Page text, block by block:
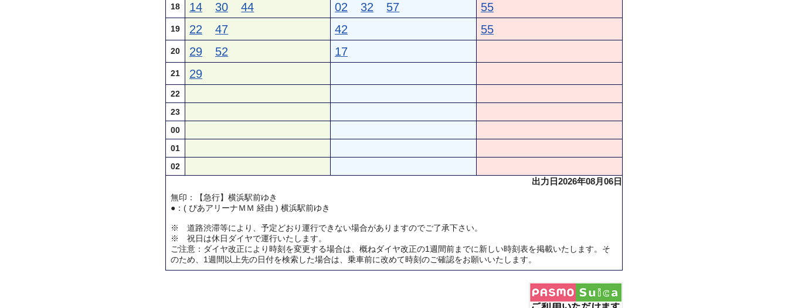
18 14 30 44 02 32 57 55
19 22 47 42 55
20 29 52 17
21 29
22
23
00
01
02
出力日2026年08月06日
無印：【急行】横浜駅前ゆき
●：( ぴあアリーナＭＭ 経由 ) 横浜駅前ゆき
※ 道路渋滞等により、予定どおり運行できない場合がありますのでご了承下さい。
※ 祝日は休日ダイヤで運行いたします。
ご注意：ダイヤ改正により時刻を変更する場合は、概ねダイヤ改正の1週間前までに新しい時刻表を掲載いたします。そ
のため、1週間以上先の日付を検索した場合は、乗車前に改めて時刻のご確認をお願いいたします。